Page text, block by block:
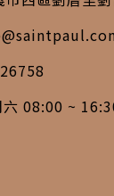
08:00 ~